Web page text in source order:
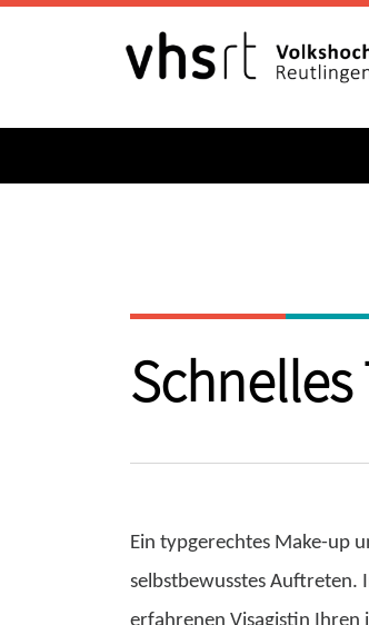
Ein typgerechtes Make-up
selbstbewusstes Auftreten.